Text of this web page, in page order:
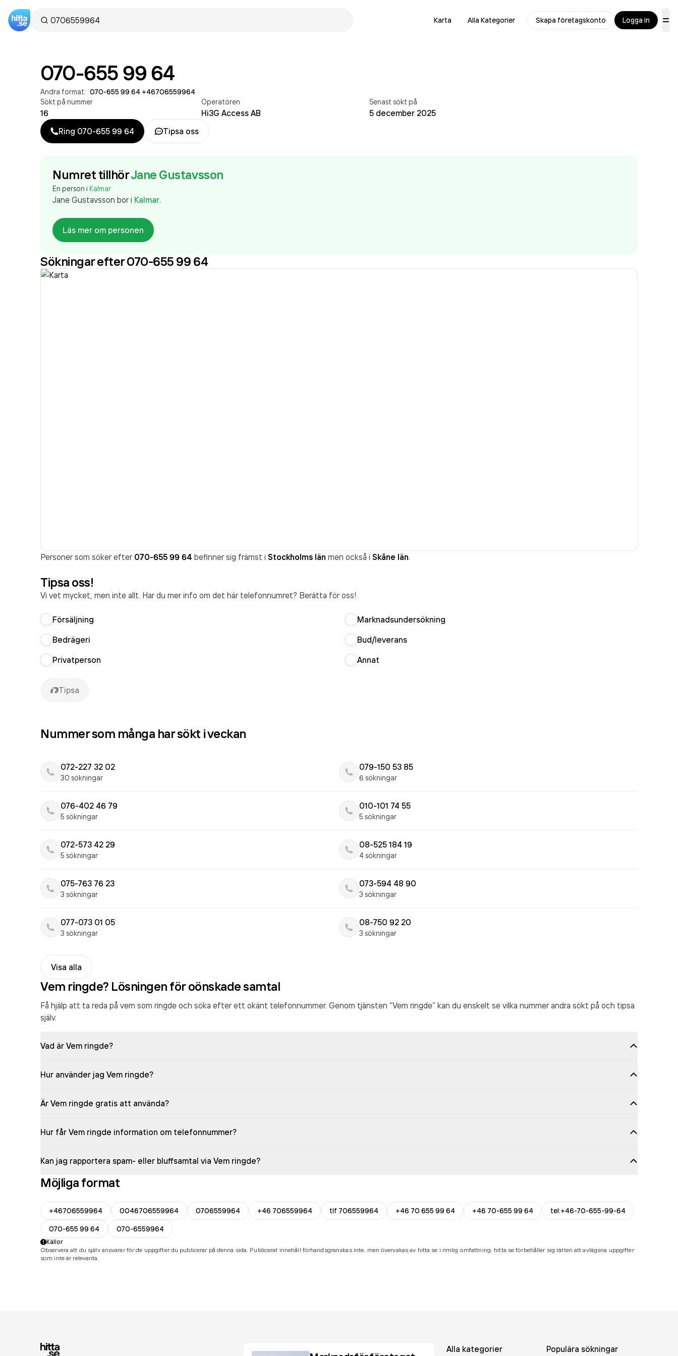
Karta Alla Kategorier Skapa företagskonto Logga in
070-655 99 64
Andra format: 070-655 99 64 +46706559964
Sökt på nummer
16
Operatören
Hi3G Access AB
Senast sökt på
5 december 2025
Ring 070-655 99 64 Tipsa oss
Numret tillhörJane Gustavsson
En person i Kalmar
Jane Gustavsson bori Kalmar.
Läs mer om personen
Sökningar efter 070-655 99 64
Personer som söker efter 070-655 99 64 befinner sig främst i Stockholms län men också i Skåne län.
Tipsa oss!
Vi vet mycket, men inte allt. Har du mer info om det här telefonnumret? Berätta för oss!
Försäljning
Marknadsundersökning
Bedrägeri
Bud/leverans
Privatperson
Annat
Tipsa
Nummer som många har sökt i veckan
072-227 32 02
30 sökningar
079-150 53 85
6 sökningar
076-402 46 79
5 sökningar
010-101 74 55
5 sökningar
072-573 42 29
5 sökningar
08-525 184 19
4 sökningar
075-763 76 23
3 sökningar
073-594 48 90
3 sökningar
077-073 01 05
3 sökningar
08-750 92 20
3 sökningar
Visa alla
Vem ringde? Lösningen för oönskade samtal
Få hjälp att ta reda på vem som ringde och söka efter ett okänt telefonnummer. Genom tjänsten “Vem ringde” kan du enskelt se vilka nummer andra sökt på och tipsa
själv.
Vad är Vem ringde?
Hur använder jag Vem ringde?
Är Vem ringde gratis att använda?
Hur får Vem ringde information om telefonnummer?
Kan jag rapportera spam- eller bluffsamtal via Vem ringde?
Möjliga format
+46706559964 0046706559964 0706559964 +46 706559964 tlf 706559964 +46 70 655 99 64 +46 70-655 99 64
tel:+46-70-655-99-64
070-655 99 64
070-6559964
Källor
Observera att du själv ansvarar för de uppgifter du publicerar på denna sida. Publicerat innehåll förhandsgranskas inte, men övervakas av hitta.se i rimlig omfattning. hitta.se förbehåller sig rätten att avlägsna uppgifter
som inte är relevanta.
Alla kategorier Populära sökningar